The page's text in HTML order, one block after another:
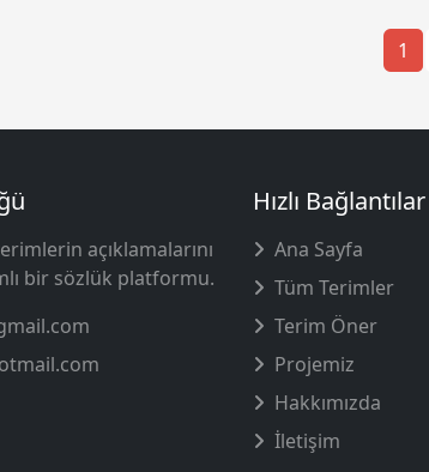
1
açıklamalarını
bir sözlük platformu.
Hızlı Bağlantılar
Ana Sayfa
Tüm Terimler
Terim Öner
Projemiz
Hakkımızda
İletişim